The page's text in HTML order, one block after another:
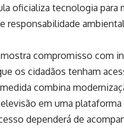
oficializa tecnologia para
compromisso com
os cidadãos tenham
combina
em uma plataforma
dependerá de